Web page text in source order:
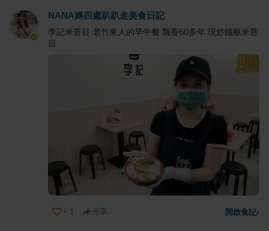
NANA媽四處趴趴走美食日記
李記米苔目 老竹東人的早午餐 飄香60多年 現炒鐵板米苔
目
+ 1 分享 開啟食記›